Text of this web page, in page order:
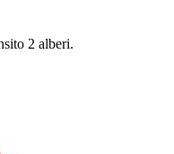
2 alberi.